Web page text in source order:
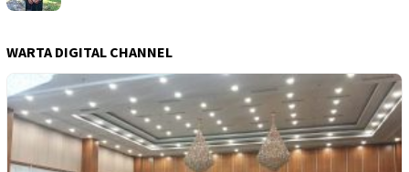
WARTA DIGITAL CHANNEL